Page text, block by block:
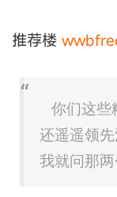
推荐楼
你们这些
还遥遥领
我就问那